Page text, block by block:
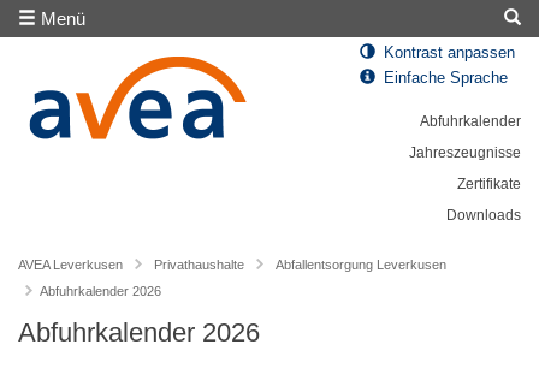
Menü
Kontrast anpassen
Einfache Sprache
Abfuhrkalender
Jahreszeugnisse
Zertifikate
Downloads
AVEA Leverkusen Privathaushalte
Abfallentsorgung Leverkusen
Abfuhrkalender 2026
Abfuhrkalender 2026